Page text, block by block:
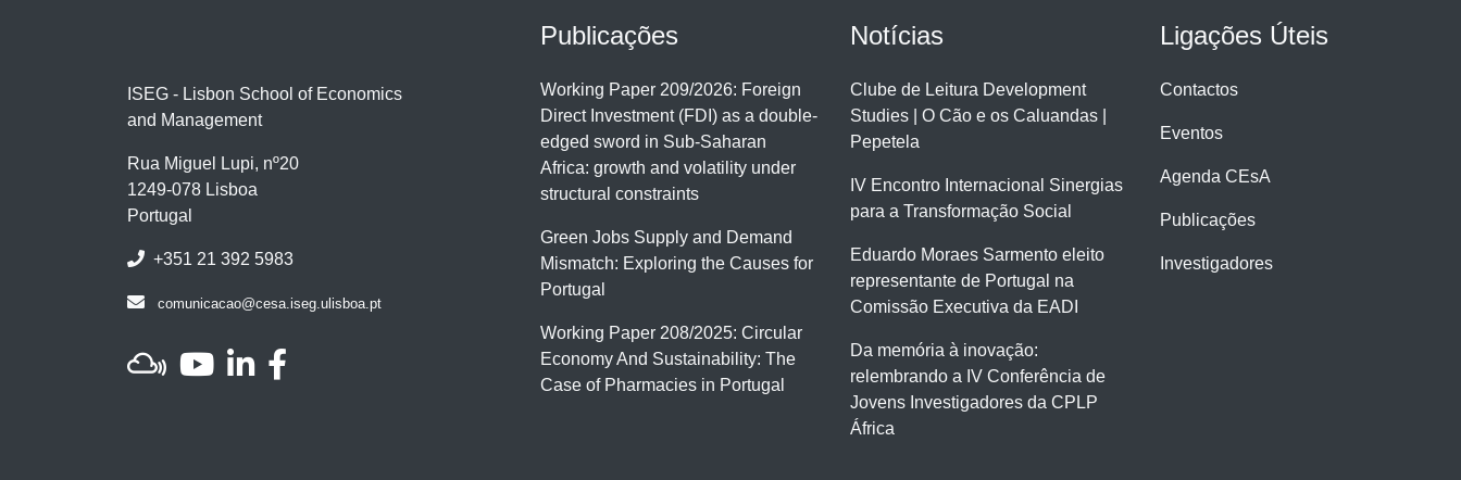
ISEG - Lisbon School of Economics
and Management
Rua Miguel Lupi, nº20
1249-078 Lisboa
Portugal
+351 21 392 5983
comunicacao@cesa.iseg.ulisboa.pt
Publicações
Working Paper 209/2026: Foreign
Direct Investment (FDI) as a double-
edged sword in Sub-Saharan
Africa: growth and volatility under
structural constraints
Green Jobs Supply and Demand
Mismatch: Exploring the Causes for
Portugal
Working Paper 208/2025: Circular
Economy And Sustainability: The
Case of Pharmacies in Portugal
Notícias
Clube de Leitura Development
Studies | O Cão e os Caluandas |
Pepetela
IV Encontro Internacional Sinergias
para a Transformação Social
Eduardo Moraes Sarmento eleito
representante de Portugal na
Comissão Executiva da EADI
Da memória à inovação:
relembrando a IV Conferência de
Jovens Investigadores da CPLP
África
Ligações Úteis
Contactos
Eventos
Agenda CEsA
Publicações
Investigadores